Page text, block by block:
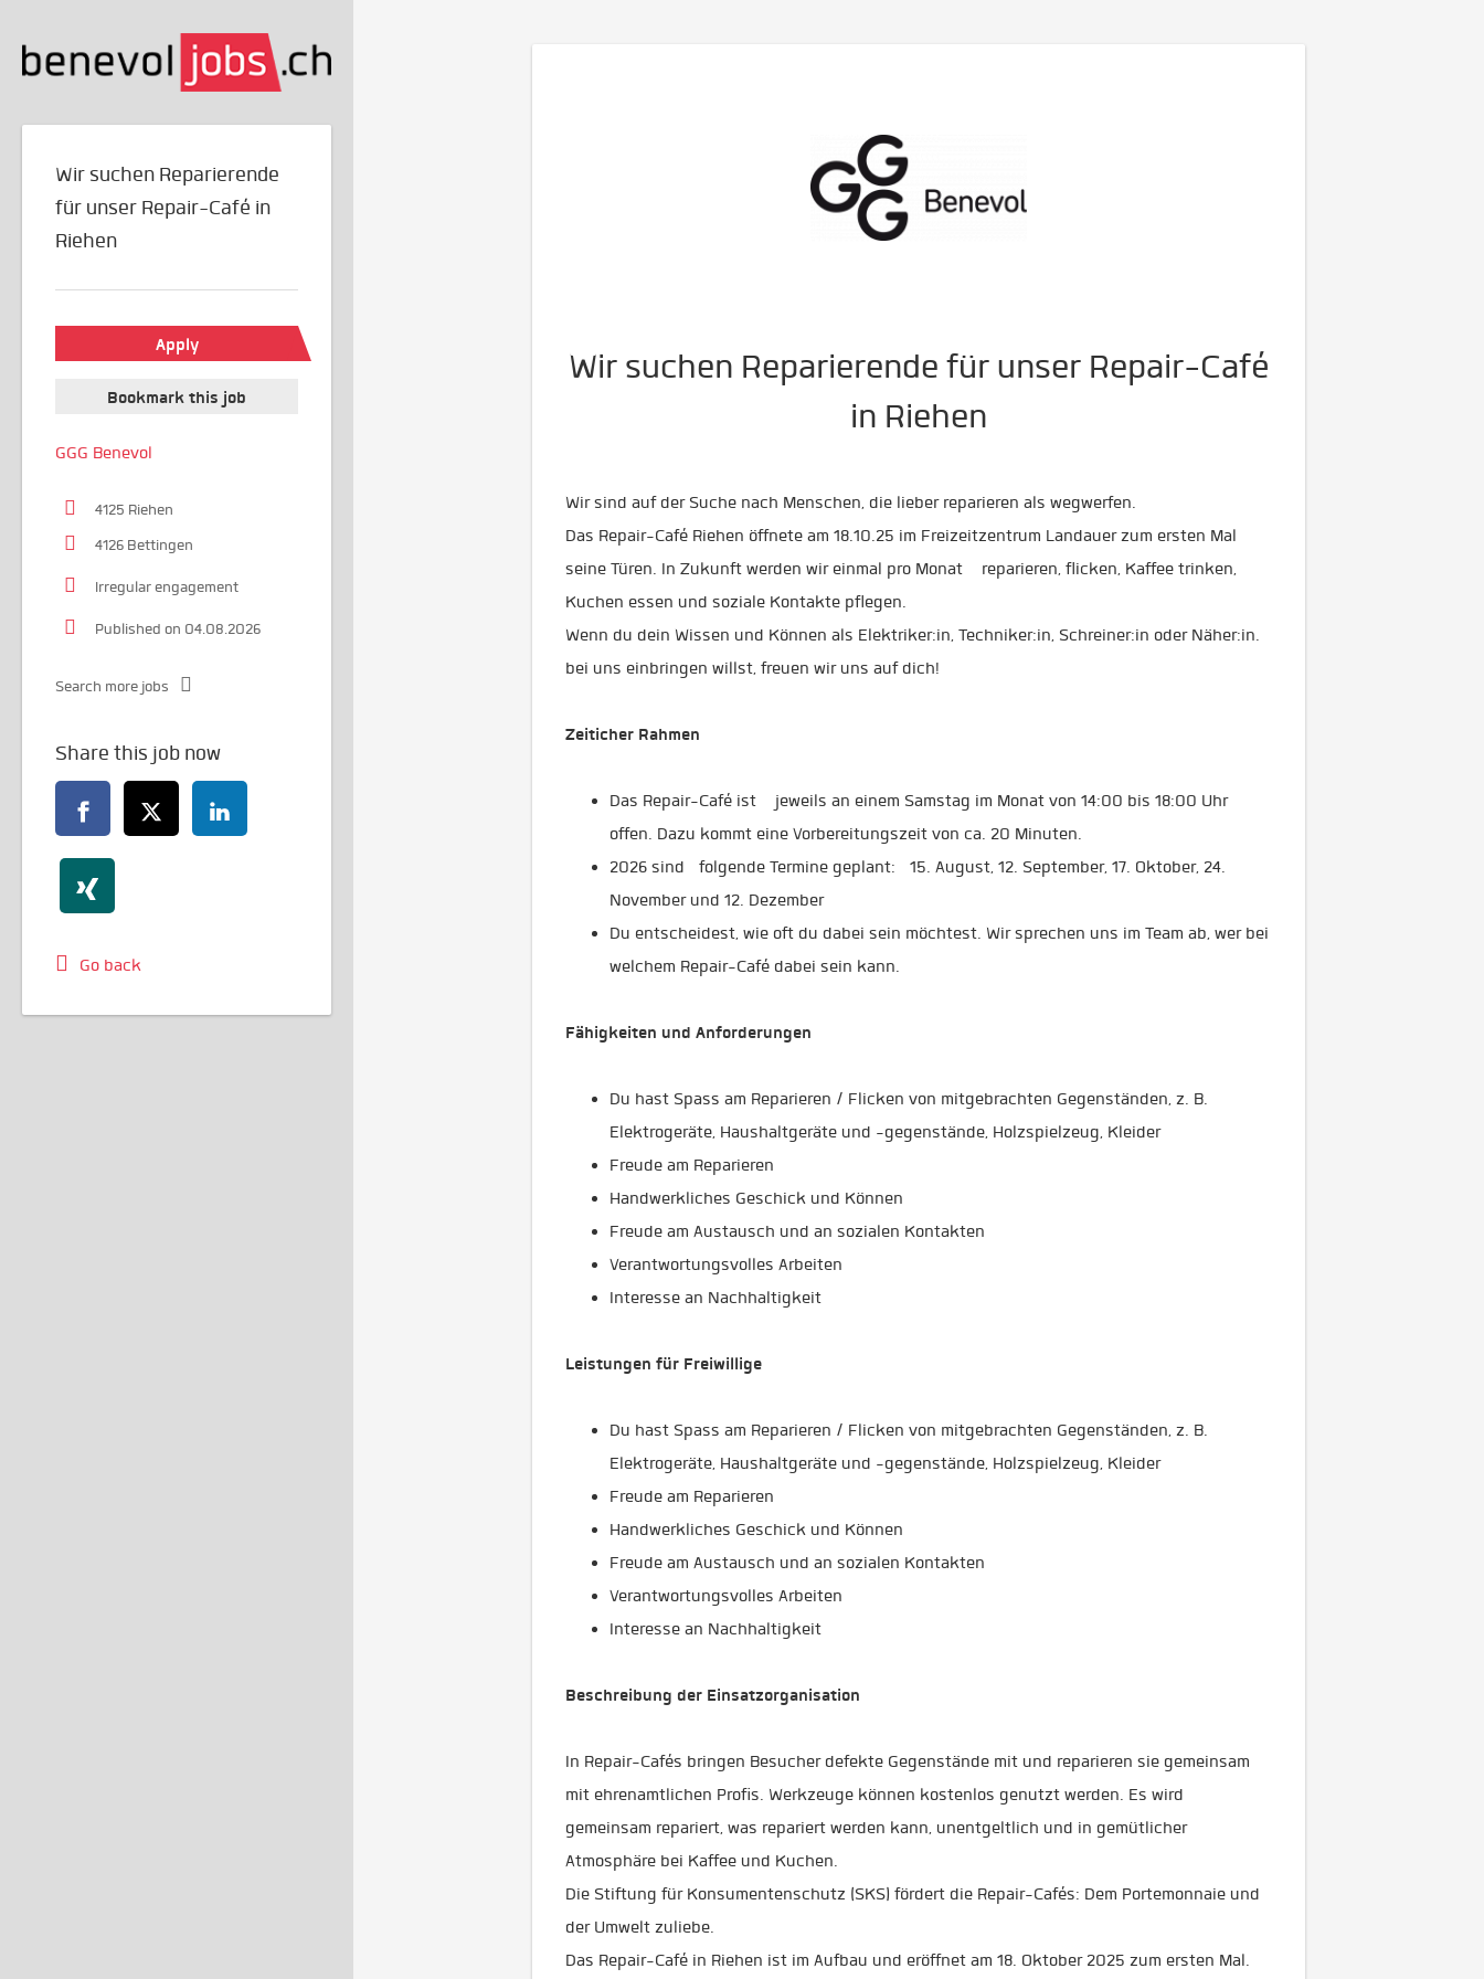
Wir suchen Reparierende für unser Repair-Café
in Riehen
Wir sind auf der Suche nach Menschen, die lieber reparieren als wegwerfen.
Das Repair-Café Riehen öffnete am 18.10.25 im Freizeitzentrum Landauer zum ersten Mal
seine Türen. In Zukunft werden wir einmal pro Monat reparieren, flicken, Kaffee trinken,
Kuchen essen und soziale Kontakte pflegen.
Wenn du dein Wissen und Können als Elektriker:in, Techniker:in, Schreiner:in oder Näher:in.
bei uns einbringen willst, freuen wir uns auf dich!
Zeiticher Rahmen
Das Repair-Café ist jeweils an einem Samstag im Monat von 14:00 bis 18:00 Uhr
offen. Dazu kommt eine Vorbereitungszeit von ca. 20 Minuten.
2026 sind folgende Termine geplant: 15. August, 12. September, 17. Oktober, 24.
November und 12. Dezember
Du entscheidest, wie oft du dabei sein möchtest. Wir sprechen uns im Team ab, wer bei
welchem Repair-Café dabei sein kann.
Fähigkeiten und Anforderungen
Du hast Spass am Reparieren / Flicken von mitgebrachten Gegenständen, z. B.
Elektrogeräte, Haushaltgeräte und -gegenstände, Holzspielzeug, Kleider
Freude am Reparieren
Handwerkliches Geschick und Können
Freude am Austausch und an sozialen Kontakten
Verantwortungsvolles Arbeiten
Interesse an Nachhaltigkeit
Leistungen für Freiwillige
Du hast Spass am Reparieren / Flicken von mitgebrachten Gegenständen, z. B.
Elektrogeräte, Haushaltgeräte und -gegenstände, Holzspielzeug, Kleider
Freude am Reparieren
Handwerkliches Geschick und Können
Freude am Austausch und an sozialen Kontakten
Verantwortungsvolles Arbeiten
Interesse an Nachhaltigkeit
Beschreibung der Einsatzorganisation
In Repair-Cafés bringen Besucher defekte Gegenstände mit und reparieren sie gemeinsam
mit ehrenamtlichen Profis. Werkzeuge können kostenlos genutzt werden. Es wird
gemeinsam repariert, was repariert werden kann, unentgeltlich und in gemütlicher
Atmosphäre bei Kaffee und Kuchen.
Die Stiftung für Konsumentenschutz (SKS) fördert die Repair-Cafés: Dem Portemonnaie und
der Umwelt zuliebe.
Das Repair-Café in Riehen ist im Aufbau und eröffnet am 18. Oktober 2025 zum ersten Mal.
Wir suchen Reparierende
für unser Repair-Café in
Riehen
Apply
Bookmark this job
GGG Benevol
4125 Riehen
4126 Bettingen
Irregular engagement
Published on 04.08.2026
Search more jobs
Share this job now
Go back